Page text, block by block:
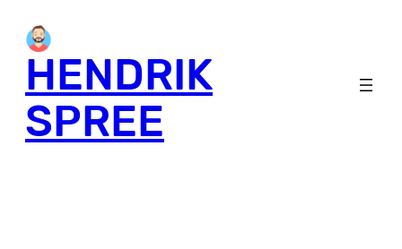
content
HENDRIK
SPREE